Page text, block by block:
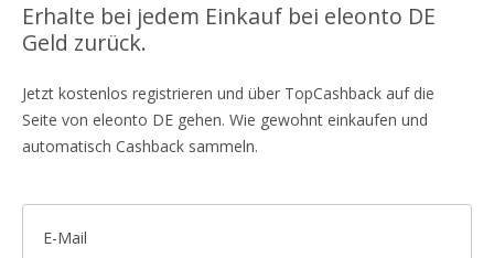
Erhalte bei jedem Einkauf bei eleonto DE
Geld zurück.
Jetzt kostenlos registrieren und über TopCashback auf die
Seite von eleonto DE gehen. Wie gewohnt einkaufen und
automatisch Cashback sammeln.
E-Mail